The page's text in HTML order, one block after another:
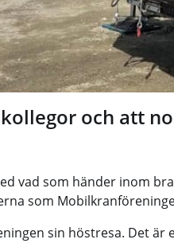
och att
vad som händer inom
som
sin höstresa. Det